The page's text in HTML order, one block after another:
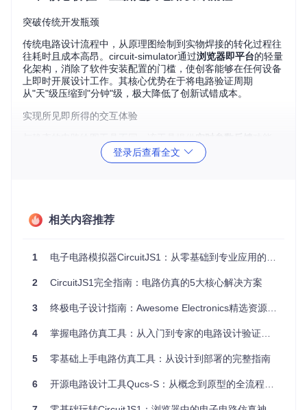
突破传统开发瓶颈
传统电路设计流程中，从原理图绘制到实物焊接的转化过程往
往耗时且成本高昂。circuit-simulator通过浏览器即平台的轻量
化架构，消除了软件安装配置的门槛，使创客能够在任何设备
上即时开展设计工作。其核心优势在于将电路验证周期
从"天"级压缩到"分钟"级，极大降低了创新试错成本。
实现所见即所得的交互体验
——当调整电阻值时，电流流向会以动态彩色渐变直观呈现
（红色表示高电压区域，蓝色表示低电压区域）。这种即时反
二、场景化应用：解决创客实际开发痛点
：在开发太阳能充电宝时，如何确定最佳的滤波电容参
数？
解决方案：通过拖拽添加5V电压源、100Ω负载电阻和不同容
值的电容，观察输出纹波变化。当电容从100nF增加到10μF
时，可清晰看到纹波电压从200mV降至15mV的全过程。
：在实际焊接前验证了电容选型，避免了三次元件采购迭
代。
诊断电路故障根源
问题
：自制的LED闪烁电路出现异常抖动，如何定位问题？
登录后查看全文
相关内容推荐
1 电子电路模拟器CircuitJS1：从零基础到专业应用的全方位指南
2 CircuitJS1完全指南：电路仿真的5大核心解决方案
3 终极电子设计指南：Awesome Electronics精选资源全解析 🚀
4 掌握电路仿真工具：从入门到专家的电路设计验证指南
5 零基础上手电路仿真工具：从设计到部署的完整指南
6 开源电路设计工具Qucs-S：从概念到原型的全流程解决方案